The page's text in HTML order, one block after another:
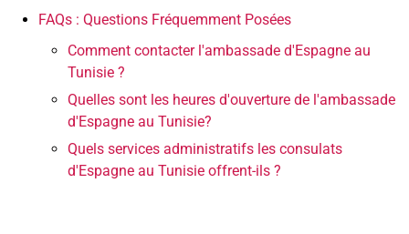
FAQs : Questions Fréquemment Posées
Comment contacter l'ambassade d'Espagne au
Tunisie ?
Quelles sont les heures d'ouverture de l'ambassade
d'Espagne au Tunisie?
Quels services administratifs les consulats
d'Espagne au Tunisie offrent-ils ?